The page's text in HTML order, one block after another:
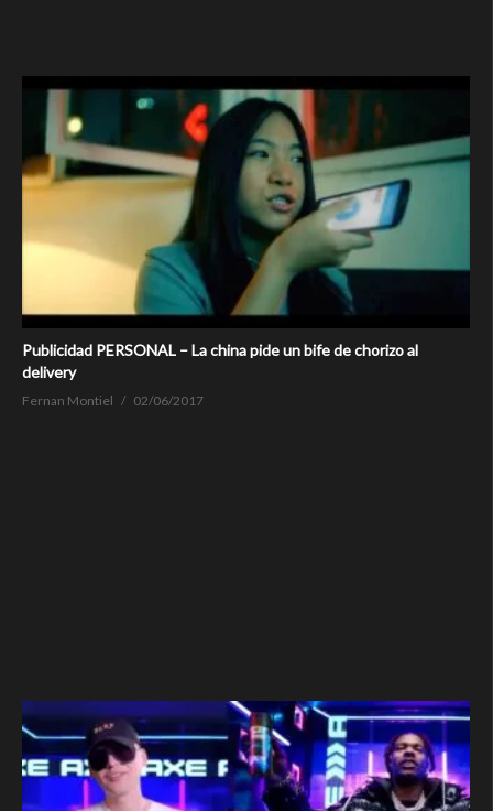
Publicidad PERSONAL – La china pide un bife de chorizo al
delivery
Fernan Montiel 02/06/2017